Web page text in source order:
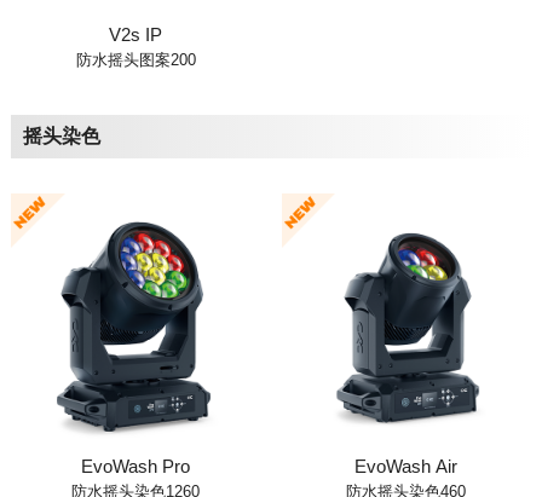
V2s IP
防水摇头图案200
摇头染色
EvoWash Pro
防水摇头染色1260
EvoWash Air
防水摇头染色460